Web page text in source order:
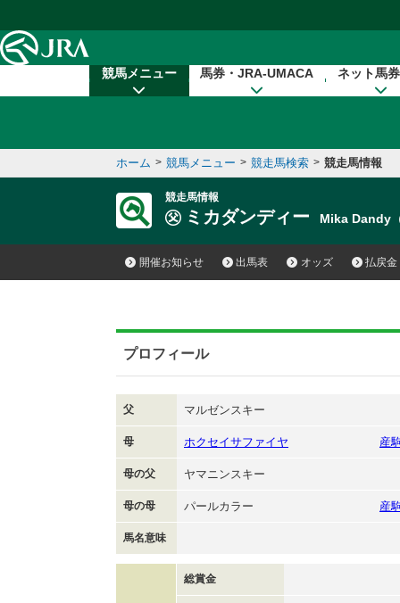
競馬メニュー 馬券・JRA-UMACA ネット馬
ホーム > 競馬メニュー > 競走馬検索 > 競走馬情報
競走馬情報
ミカダンディー Mika Dandy
開催お知らせ 出馬表 オッズ 払戻金
プロフィール
父 マルゼンスキー
母 ホクセイサファイヤ 産
母の父 ヤマニンスキー
母の母 パールカラー 産
馬名意味
総賞金